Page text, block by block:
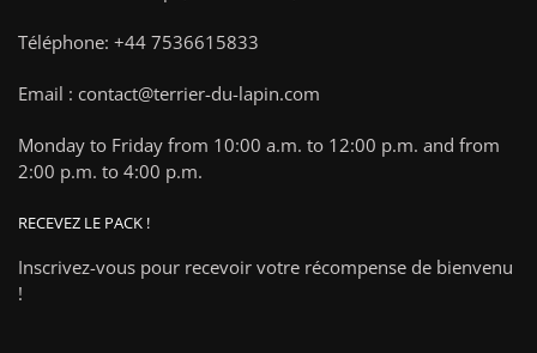
Téléphone: +44 7536615833
Email : contact@terrier-du-lapin.com
Monday to Friday from 10:00 a.m. to 12:00 p.m. and from
2:00 p.m. to 4:00 p.m.
RECEVEZ LE PACK !
Inscrivez-vous pour recevoir votre récompense de bienvenu
!